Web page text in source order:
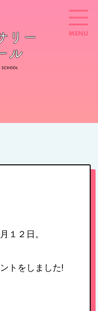
１２日。
トをしました!